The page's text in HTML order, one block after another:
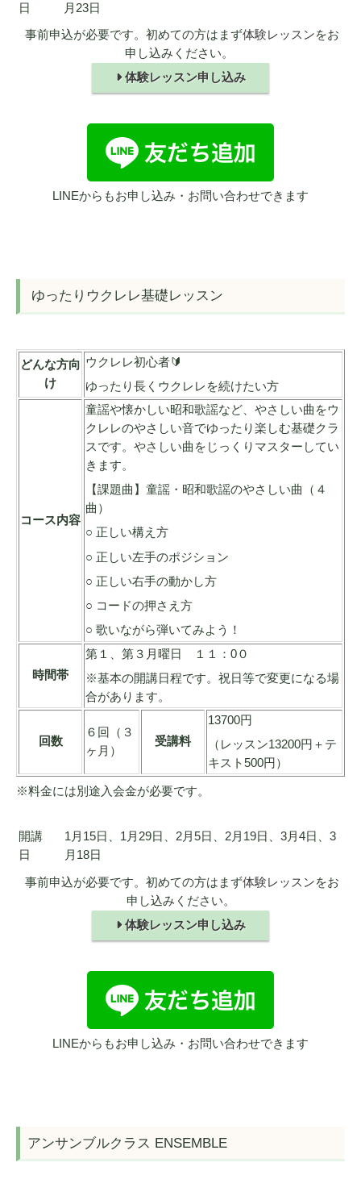
日 月23日
事前申込が必要です。初めての方はまず体験レッスンをお
申し込みください。
体験レッスン申し込み
LINEからもお申し込み・お問い合わせできます
ゆったりウクレレ基礎レッスン
どんな方向
け
ウクレレ初心者🔰
ゆったり長くウクレレを続けたい方
コース内容
童謡や懐かしい昭和歌謡など、やさしい曲をウ
クレレのやさしい音でゆったり楽しむ基礎クラ
スです。やさしい曲をじっくりマスターしてい
きます。
【課題曲】童謡・昭和歌謡のやさしい曲（４
曲）
○ 正しい構え方
○ 正しい左手のポジション
○ 正しい右手の動かし方
○ コードの押さえ方
○ 歌いながら弾いてみよう！
時間帯
第１、第３月曜日 １１：0０
※基本の開講日程です。祝日等で変更になる場
合があります。
回数
６回（３
ヶ月）
受講料
13700円
（レッスン13200円＋テ
キスト500円）
※料金には別途入会金が必要です。
開講
日
1月15日、1月29日、2月5日、2月19日、3月4日、3
月18日
事前申込が必要です。初めての方はまず体験レッスンをお
申し込みください。
体験レッスン申し込み
LINEからもお申し込み・お問い合わせできます
アンサンブルクラス ENSEMBLE